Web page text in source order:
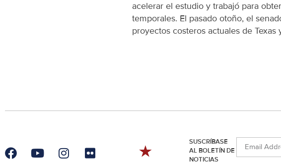
acelerar el estudio y trabajó para
temporales. El pasado otoño, el
proyectos costeros actuales de
SUSCRÍBASE
AL BOLETÍN DE
NOTICIAS